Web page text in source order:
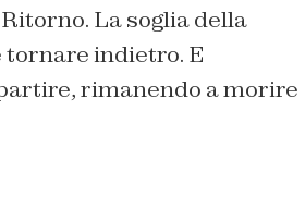
La soglia della
indietro. E
rimanendo a morire